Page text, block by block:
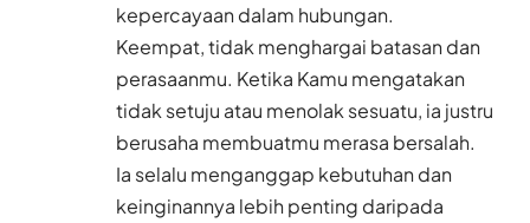
kepercayaan dalam hubungan.
Keempat, tidak menghargai batasan dan
perasaanmu. Ketika Kamu mengatakan
tidak setuju atau menolak sesuatu, ia justru
berusaha membuatmu merasa bersalah.
Ia selalu menganggap kebutuhan dan
keinginannya lebih penting daripada